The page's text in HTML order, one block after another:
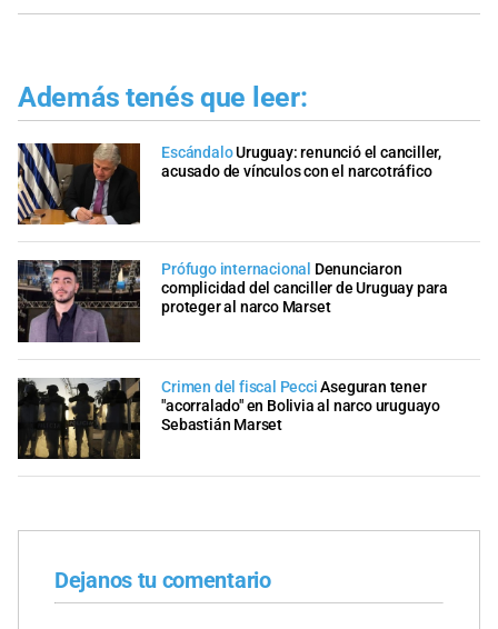
Además tenés que leer:
EscándaloUruguay: renunció el canciller,
acusado de vínculos con el narcotráfico
Prófugo internacional Denunciaron
complicidad del canciller de Uruguay para
proteger al narco Marset
Crimen del fiscal Pecci Aseguran tener
"acorralado" en Bolivia al narco uruguayo
Sebastián Marset
Dejanos tu comentario